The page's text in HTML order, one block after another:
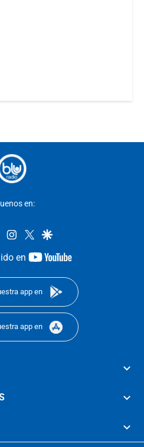
en:
facebookinstagram
twittergoogle
en
youtube-
app en
app en